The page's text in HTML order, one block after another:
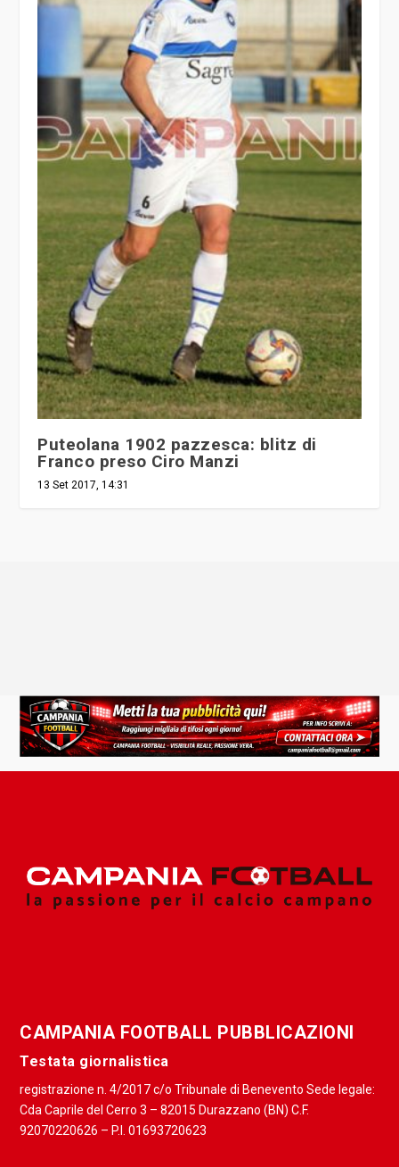
Puteolana 1902 pazzesca: blitz di
Franco preso Ciro Manzi
13 Set 2017, 14:31
CAMPANIA FOOTBALL PUBBLICAZIONI
Testata giornalistica
registrazione n. 4/2017 c/o Tribunale di Benevento Sede legale:
Cda Caprile del Cerro 3 – 82015 Durazzano (BN) C.F.
92070220626 – P.I. 01693720623